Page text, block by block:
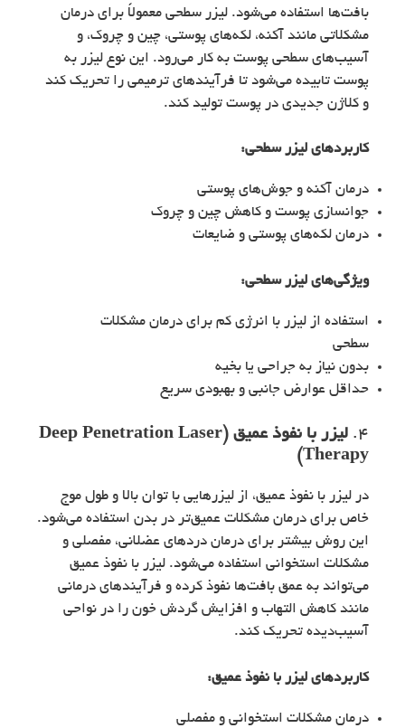
بافت‌ها استفاده می‌شود. لیزر سطحی معمولاً برای درمان
مشکلاتی مانند آکنه، لکه‌های پوستی، چین و چروک، و
آسیب‌های سطحی پوست به کار می‌رود. این نوع لیزر به
پوست تابیده می‌شود تا فرآیندهای ترمیمی را تحریک کند
و کلاژن جدیدی در پوست تولید کند.
کاربردهای لیزر سطحی:
درمان آکنه و جوش‌های پوستی
جوانسازی پوست و کاهش چین و چروک
درمان لکه‌های پوستی و ضایعات
ویژگی‌های لیزر سطحی:
استفاده از لیزر با انرژی کم برای درمان مشکلات
سطحی
بدون نیاز به جراحی یا بخیه
حداقل عوارض جانبی و بهبودی سریع
4.
لیزر با نفوذ عمیق (Deep Penetration Laser
Therapy)
در لیزر با نفوذ عمیق، از لیزرهایی با توان بالا و طول موج
خاص برای درمان مشکلات عمیق‌تر در بدن استفاده می‌شود.
این روش بیشتر برای درمان دردهای عضلانی، مفصلی و
مشکلات استخوانی استفاده می‌شود. لیزر با نفوذ عمیق
می‌تواند به عمق بافت‌ها نفوذ کرده و فرآیندهای درمانی
مانند کاهش التهاب و افزایش گردش خون را در نواحی
آسیب‌دیده تحریک کند.
کاربردهای لیزر با نفوذ عمیق:
درمان مشکلات استخوانی و مفصلی